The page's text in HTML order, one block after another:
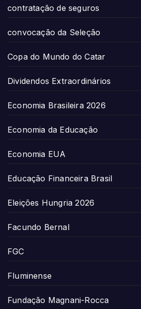
contratação de seguros
convocação da Seleção
Copa do Mundo do Catar
Dividendos Extraordinários
Economia Brasileira 2026
Economia da Educação
Economia EUA
Educação Financeira Brasil
Eleições Hungria 2026
Facundo Bernal
FGC
Fluminense
Fundação Magnani-Rocca